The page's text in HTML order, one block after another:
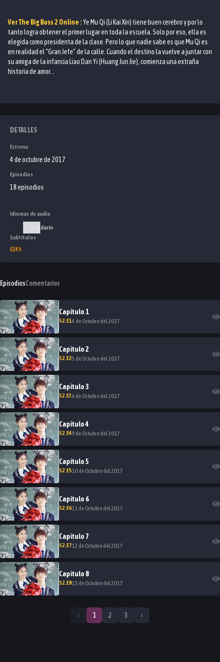
VerThe Big Boss 2 Online :Ye Mu Qi (Li Kai Xin) tiene buen cerebro y por lo
tanto logra obtener el primer lugar en toda la escuela. Solo por eso, ella es
elegida como presidenta de la clase. Pero lo que nadie sabe es que Mu Qi es
en realidad el “Gran Jefe” de la calle. Cuando el destino la vuelve a juntar con
su amiga de la infancia Liao Dan Yi (Huang Jun Jie), comienza una extraña
historia de amor...
DETALLES
Estreno
4 de octubre de 2017
Episodios
18 episodios
Idiomas de audio
Mandarín
Subtítulos
ES
EpisodiosComentarios
Capitulo 1
S2.E14 de Octubre del 2017
Capitulo2
S2.E25 de Octubre del 2017
Capitulo3
S2.E36 de Octubre del 2017
Capitulo4
S2.E49 de Octubre del 2017
Capitulo5
S2.E510 de Octubre del 2017
Capitulo 6
S2.E611 de Octubre del 2017
Capitulo 7
S2.E712 de Octubre del 2017
Capitulo 8
S2.E813 de Octubre del 2017
‹ 1 2 3 ›